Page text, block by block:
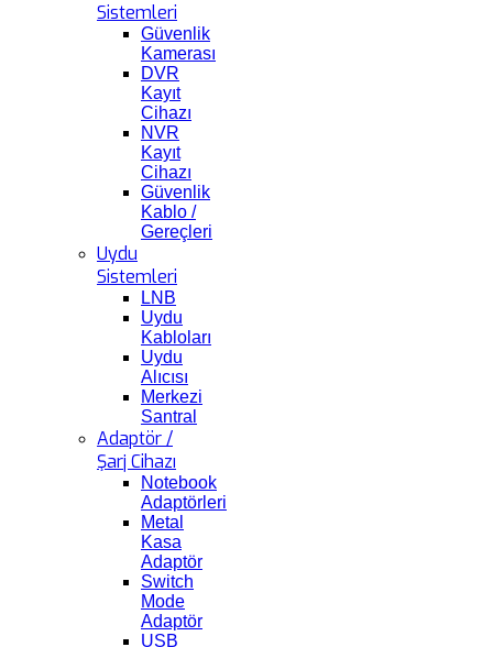
Sistemleri
Güvenlik
Kamerası
DVR
Kayıt
Cihazı
NVR
Kayıt
Cihazı
Güvenlik
Kablo /
Gereçleri
Uydu
Sistemleri
LNB
Uydu
Kabloları
Uydu
Alıcısı
Merkezi
Santral
Adaptör /
Şarj Cihazı
Notebook
Adaptörleri
Metal
Kasa
Adaptör
Switch
Mode
Adaptör
USB